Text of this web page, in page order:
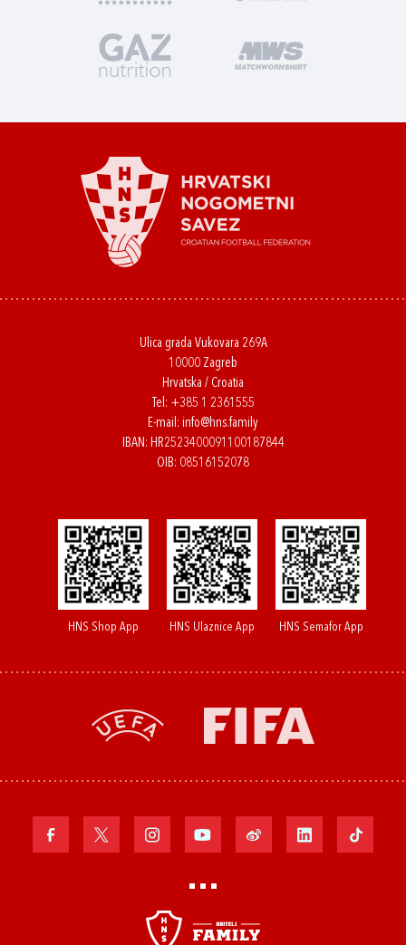
Ulica grada Vukovara 269A
10000 Zagreb
Hrvatska / Croatia
Tel: +385 1 2361555
E-mail: info@hns.family
IBAN: HR2523400091100187844
OIB: 08516152078
HNS Shop App HNS Ulaznice App HNS Semafor App